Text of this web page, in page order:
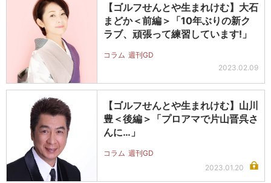
【ゴルフせんとや生まれけむ】大石
まどか＜前編＞「10年ぶりの新ク
ラブ、頑張って練習しています!」
コラム 週刊GD
2023.02.09
【ゴルフせんとや生まれけむ】山川
豊＜後編＞「プロアマで片山晋呉さ
んに…」
コラム 週刊GD
2023.01.20